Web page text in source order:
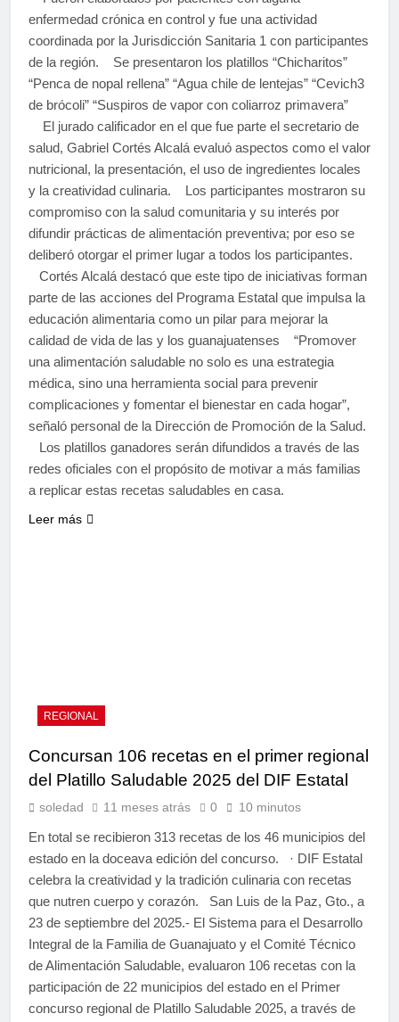
enfermedad crónica en control y fue una actividad
coordinada por la Jurisdicción Sanitaria 1 con participantes
de la región. Se presentaron los platillos “Chicharitos”
“Penca de nopal rellena” “Agua chile de lentejas” “Cevich3
de brócoli” “Suspiros de vapor con coliarroz primavera”
El jurado calificador en el que fue parte el secretario de
salud, Gabriel Cortés Alcalá evaluó aspectos como el valor
nutricional, la presentación, el uso de ingredientes locales
y la creatividad culinaria. Los participantes mostraron su
compromiso con la salud comunitaria y su interés por
difundir prácticas de alimentación preventiva; por eso se
deliberó otorgar el primer lugar a todos los participantes.
Cortés Alcalá destacó que este tipo de iniciativas forman
parte de las acciones del Programa Estatal que impulsa la
educación alimentaria como un pilar para mejorar la
calidad de vida de las y los guanajuatenses “Promover
una alimentación saludable no solo es una estrategia
médica, sino una herramienta social para prevenir
complicaciones y fomentar el bienestar en cada hogar”,
señaló personal de la Dirección de Promoción de la Salud.
Los platillos ganadores serán difundidos a través de las
redes oficiales con el propósito de motivar a más familias
a replicar estas recetas saludables en casa.
Leer más
REGIONAL
Concursan 106 recetas en el primer regional
del Platillo Saludable 2025 del DIF Estatal
soledad 11 meses atrás 0 10 minutos
En total se recibieron 313 recetas de los 46 municipios del
estado en la doceava edición del concurso. · DIF Estatal
celebra la creatividad y la tradición culinaria con recetas
que nutren cuerpo y corazón. San Luis de la Paz, Gto., a
23 de septiembre del 2025.- El Sistema para el Desarrollo
Integral de la Familia de Guanajuato y el Comité Técnico
de Alimentación Saludable, evaluaron 106 recetas con la
participación de 22 municipios del estado en el Primer
concurso regional de Platillo Saludable 2025, a través de